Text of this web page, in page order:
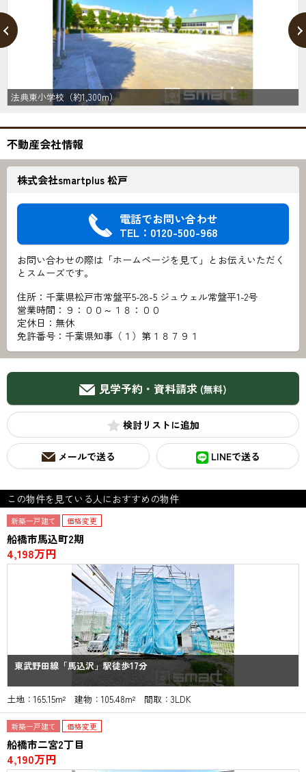
法典東小学校（約1,300m）
不動産会社情報
株式会社smartplus 松戸
電話でお問い合わせ
TEL：0120-500-968
お問い合わせの際は「ホームページを見て」とお伝えいただく
とスムーズです。
住所：千葉県松戸市常盤平5-28-5 ジュウェル常盤平1-2号
営業時間：９：００～１８：００
定休日：無休
免許番号：千葉県知事（１）第１８７９１
見学予約・資料請求 (無料)
検討リスト
メールで送る LINEで送る
この物件を見ている人におすすめの物件
新築一戸建て 価格変更
船橋市馬込町2期
4,198万円
東武野田線「馬込沢」駅徒歩17分
土地：165.15m² 建物：105.48m² 間取：3LDK
新築一戸建て 価格変更
船橋市二宮2丁目
4,190万円